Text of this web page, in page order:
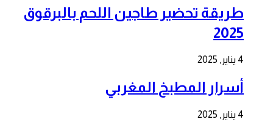
طريقة تحضير طاجين اللحم بالبرقوق
2025
4 يناير, 2025
أسرار المطبخ المغربي
4 يناير, 2025